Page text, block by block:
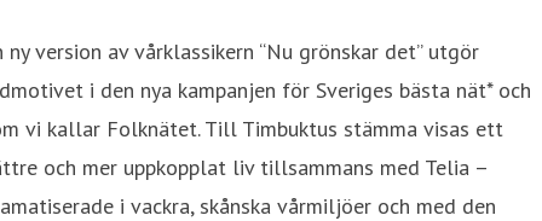
ny version av vårklassikern “Nu grönskar det” utgör
i den nya kampanjen för Sveriges bästa nät* och
vi kallar Folknätet. Till Timbuktus stämma visas ett
och mer uppkopplat liv tillsammans med Telia –
i vackra, skånska vårmiljöer och med den